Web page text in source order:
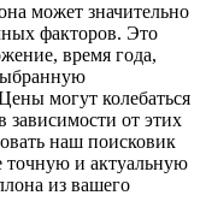
может значительно
факторов. Это
время года,
могут колебаться
от этих
наш поисковик
точную и актуальную
из вашего